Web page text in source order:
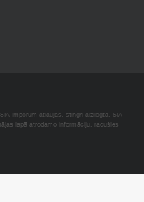
Imperum atļaujas, stingri aizliegta. SIA
lapā atrodamo informāciju, radušies